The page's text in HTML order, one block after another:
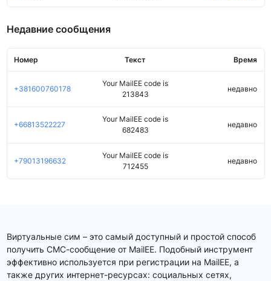
Недавние сообщения
Номер Текст Время
+381600760178
Your MailEE code is
213843
недавно
+66813522227
Your MailEE code is
682483
недавно
+79013196632
Your MailEE code is
712455
недавно
Виртуальные сим – это самый доступный и простой способ
получить СМС-сообщение от MailEE. Подобный инструмент
эффективно используется при регистрации на MailEE, а
также других интернет-ресурсах: социальных сетях,